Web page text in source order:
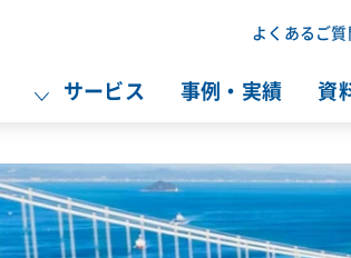
サービス 事例・実績 資
よくあるご